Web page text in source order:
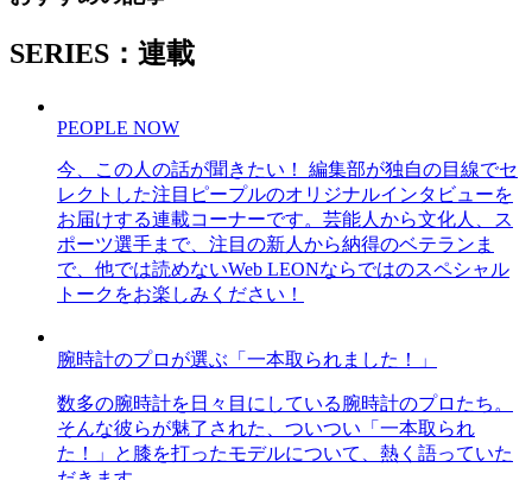
SERIES：連載
PEOPLE NOW
今、この人の話が聞きたい！ 編集部が独自の目線でセ
レクトした注目ピープルのオリジナルインタビューを
お届けする連載コーナーです。芸能人から文化人、ス
ポーツ選手まで、注目の新人から納得のベテランま
で、他では読めないWeb LEONならではのスペシャル
トークをお楽しみください！
腕時計のプロが選ぶ「一本取られました！」
数多の腕時計を日々目にしている腕時計のプロたち。
そんな彼らが魅了された、ついつい「一本取られ
た！」と膝を打ったモデルについて、熱く語っていた